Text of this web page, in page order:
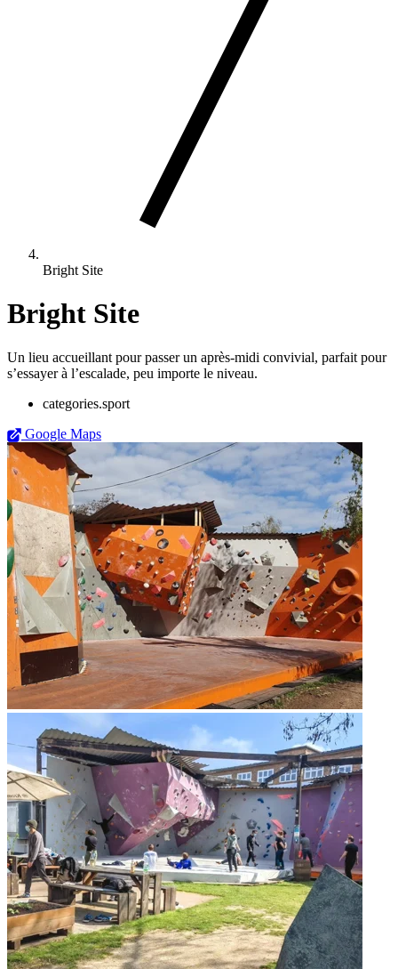
Bright Site
Bright Site
Un lieu accueillant pour passer un après-midi convivial, parfait pour
s’essayer à l’escalade, peu importe le niveau.
categories.sport
Google Maps